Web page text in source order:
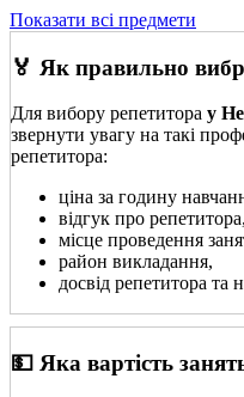
Показати всі предмети
🏅 Як правильно
Для вибору репетитора у
звернути увагу на такі
репетитора:
ціна за годину
відгук про репетитора,
місце проведення
район викладання,
досвід репетитора та
💵 Яка вартість